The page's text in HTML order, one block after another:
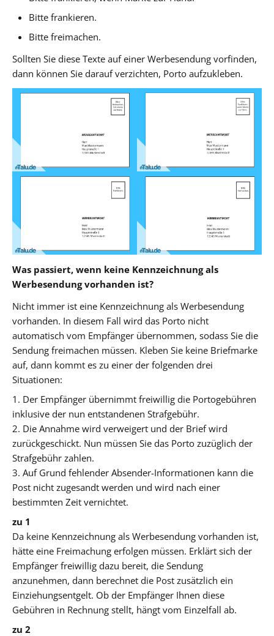
Bitte frankieren.
Bitte freimachen.
Sollten Sie diese Texte auf einer Werbesendung vorfinden,
dann können Sie darauf verzichten, Porto aufzukleben.
Was passiert, wenn keine Kennzeichnung als
Werbesendung vorhanden ist?
Nicht immer ist eine Kennzeichnung als Werbesendung
vorhanden. In diesem Fall wird das Porto nicht
automatisch vom Empfänger übernommen, sodass Sie die
Sendung freimachen müssen. Kleben Sie keine Briefmarke
auf, dann kommt es zu einer der folgenden drei
Situationen:
1. Der Empfänger übernimmt freiwillig die Portogebühren
inklusive der nun entstandenen Strafgebühr.
2. Die Annahme wird verweigert und der Brief wird
zurückgeschickt. Nun müssen Sie das Porto zuzüglich der
Strafgebühr zahlen.
3. Auf Grund fehlender Absender-Informationen kann die
Post nicht zugesandt werden und wird nach einer
bestimmten Zeit vernichtet.
zu 1
Da keine Kennzeichnung als Werbesendung vorhanden ist,
hätte eine Freimachung erfolgen müssen. Erklärt sich der
Empfänger freiwillig dazu bereit, die Sendung
anzunehmen, dann berechnet die Post zusätzlich ein
Einziehungsentgelt. Ob der Empfänger Ihnen diese
Gebühren in Rechnung stellt, hängt vom Einzelfall ab.
zu 2